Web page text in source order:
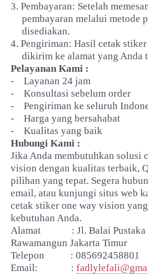
3. Pembayaran: Setelah
pembayaran melalui metode
disediakan.
4. Pengiriman: Hasil cetak
dikirim ke alamat yang Anda
Pelayanan Kami :
-
Layanan 24 jam
-
Konsultasi sebelum order
-
Pengiriman ke seluruh
-
Harga yang bersahabat
-
Kualitas yang baik
Hubungi Kami :
Jika Anda membutuhkan solusi
vision dengan kualitas terbaik,
pilihan yang tepat. Segera
email, atau kunjungi situs web
cetak stiker one way vision
kebutuhan Anda.
Alamat
: Jl. Balai
Rawamangun Jakarta Timur
Telepon
: 085692458801
Email:
: